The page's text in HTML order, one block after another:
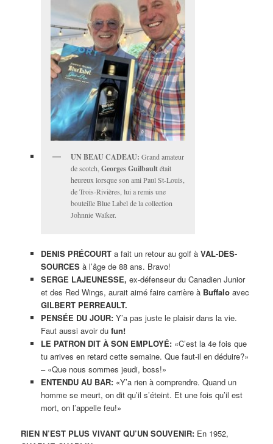
UN BEAU CADEAU: Grand amateur
de scotch,Georges Guilbaultétait
heureux lorsque son ami Paul St-Louis,
de Trois-Rivières, lui a remis une
bouteille Blue Label de la collection
Johnnie Walker.
DENIS PRÉCOURTa fait un retour au golf à VAL-DES-
SOURCESà l’âge de 88 ans. Bravo!
SERGE LAJEUNESSE, ex-défenseur du Canadien Junior
et des Red Wings, aurait aimé faire carrière à Buffaloavec
GILBERT PERREAULT.
PENSÉE DU JOUR:Y’a pas juste le plaisir dans la vie.
Faut aussi avoir du fun!
LE PATRON DIT À SON EMPLOYÉ: «C’est la 4e fois que
tu arrives en retard cette semaine. Que faut-il en déduire?»
– «Que nous sommes jeudi, boss!»
ENTENDU AU BAR: «Y’a rien à comprendre. Quand un
homme se meurt, on dit qu’il s’éteint. Et une fois qu’il est
mort, on l’appelle feu!»
RIEN N’EST PLUS VIVANT QU’UN SOUVENIR: En 1952,